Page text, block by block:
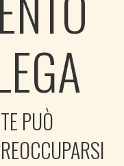
PUÒ